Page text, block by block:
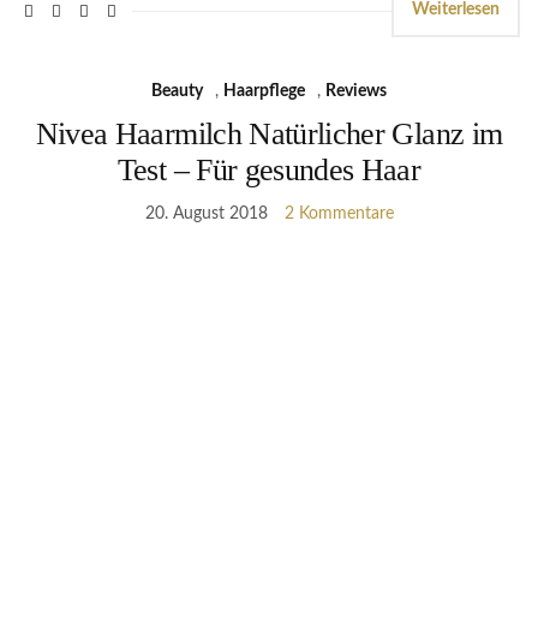
Weiterlesen
Beauty , Haarpflege , Reviews
Nivea Haarmilch Natürlicher Glanz im
Test – Für gesundes Haar
20. August 2018 2 Kommentare